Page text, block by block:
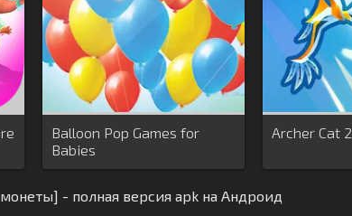
Balloon Pop Games for
Babies
Archer Cat 2
- полная версия apk на Андроид